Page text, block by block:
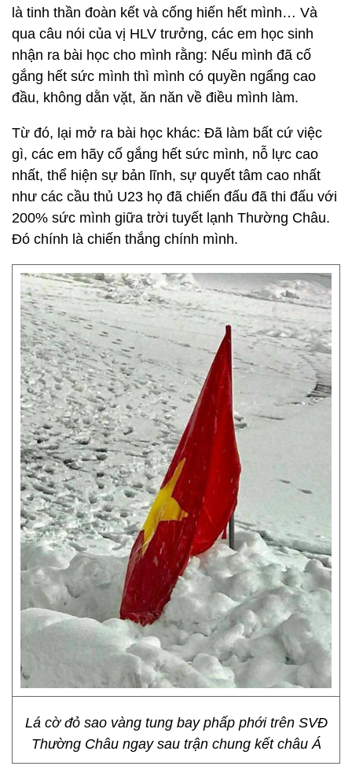
là tinh thần đoàn kết và cống hiến hết mình… Và
qua câu nói của vị HLV trưởng, các em học sinh
nhận ra bài học cho mình rằng: Nếu mình đã cố
gắng hết sức mình thì mình có quyền ngẩng cao
đầu, không dằn vặt, ăn năn về điều mình làm.
Từ đó, lại mở ra bài học khác: Đã làm bất cứ việc
gì, các em hãy cố gắng hết sức mình, nỗ lực cao
nhất, thể hiện sự bản lĩnh, sự quyết tâm cao nhất
như các cầu thủ U23 họ đã chiến đấu đã thi đấu với
200% sức mình giữa trời tuyết lạnh Thường Châu.
Đó chính là chiến thắng chính mình.
Lá cờ đỏ sao vàng tung bay phấp phới trên SVĐ
Thường Châu ngay sau trận chung kết châu Á